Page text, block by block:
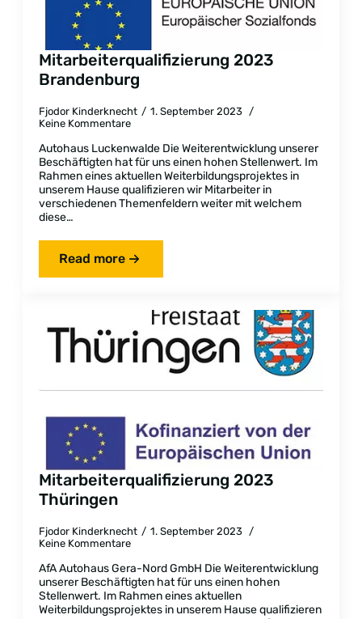
Mitarbeiterqualifizierung 2023
Brandenburg
Fjodor Kinderknecht
1. September 2023
Keine Kommentare
Autohaus Luckenwalde Die Weiterentwicklung unserer
Beschäftigten hat für uns einen hohen Stellenwert. Im
Rahmen eines aktuellen Weiterbildungsprojektes in
unserem Hause qualifizieren wir Mitarbeiter in
verschiedenen Themenfeldern weiter mit welchem
diese…
Read more
Mitarbeiterqualifizierung 2023
Thüringen
Fjodor Kinderknecht
1. September 2023
Keine Kommentare
AfA Autohaus Gera-Nord GmbH Die Weiterentwicklung
unserer Beschäftigten hat für uns einen hohen
Stellenwert. Im Rahmen eines aktuellen
Weiterbildungsprojektes in unserem Hause qualifizieren